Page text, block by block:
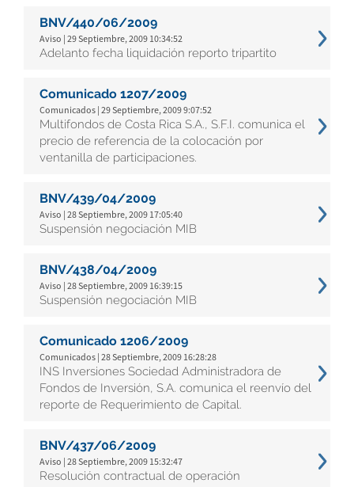
BNV/440/06/2009
Aviso | 29 Septiembre, 2009 10:34:52
Adelanto fecha liquidación reporto tripartito
Comunicado 1207/2009
Comunicados | 29 Septiembre, 2009 9:07:52
Multifondos de Costa Rica S.A., S.F.I. comunica el
precio de referencia de la colocación por
ventanilla de participaciones.
BNV/439/04/2009
Aviso | 28 Septiembre, 2009 17:05:40
Suspensión negociación MIB
BNV/438/04/2009
Aviso | 28 Septiembre, 2009 16:39:15
Suspensión negociación MIB
Comunicado 1206/2009
Comunicados | 28 Septiembre, 2009 16:28:28
INS Inversiones Sociedad Administradora de
Fondos de Inversión, S.A. comunica el reenvío del
reporte de Requerimiento de Capital.
BNV/437/06/2009
Aviso | 28 Septiembre, 2009 15:32:47
Resolución contractual de operación